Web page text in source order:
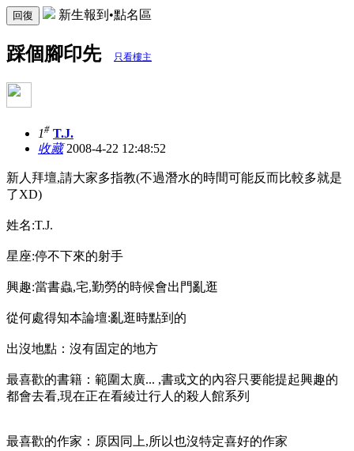
回復 新生報到•點名區
踩個腳印先 只看樓主
1# T.J.
收藏2008-4-22 12:48:52
新人拜壇,請大家多指教(不過潛水的時間可能反而比較多就是
了XD)
姓名:T.J.
星座:停不下來的射手
興趣:當書蟲,宅,勤勞的時候會出門亂逛
從何處得知本論壇:亂逛時點到的
出沒地點：沒有固定的地方
最喜歡的書籍：範圍太廣... ,書或文的內容只要能提起興趣的
都會去看,現在正在看綾辻行人的殺人館系列
最喜歡的作家：原因同上,所以也沒特定喜好的作家